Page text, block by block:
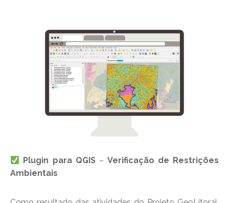
Plugin para QGIS – Verificação de Restrições
Ambientais